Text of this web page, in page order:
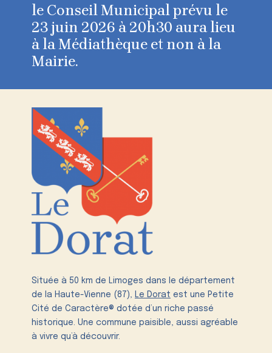
le Conseil Municipal prévu le
23 juin 2026 à 20h30 aura lieu
à la Médiathèque et non à la
Mairie.
Située à 50 km de Limoges dans le département
de la Haute-Vienne (87), Le Dorat est une Petite
Cité de Caractère® dotée d’un riche passé
historique. Une commune paisible, aussi agréable
à vivre qu’à découvrir.